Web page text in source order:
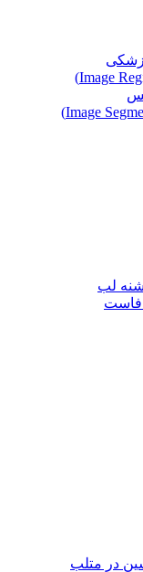
لب
فاست
در متلب